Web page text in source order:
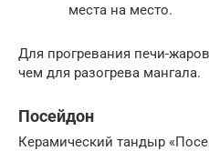
места на место.
Для прогревания печи-
чем для разогрева мангала.
Посейдон
Керамический тандыр